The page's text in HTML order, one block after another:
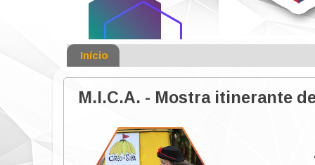
Início
M.I.C.A. - Mostra itinerante